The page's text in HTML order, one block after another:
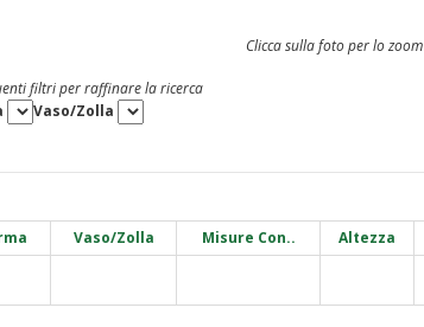
Clicca sulla foto per lo zoom
filtri per raffinare la ricerca
Vaso/Zolla
Vaso/Zolla Misure Con.. Altezza